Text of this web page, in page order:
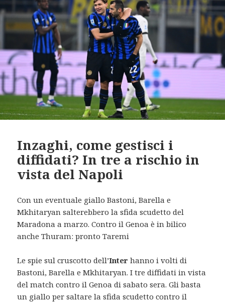
Inzaghi, come gestisci i
diffidati? In tre a rischio in
vista del Napoli
Con un eventuale giallo Bastoni, Barella e
Mkhitaryan salterebbero la sfida scudetto del
Maradona a marzo. Contro il Genoa è in bilico
anche Thuram: pronto Taremi
Le spie sul cruscotto dell’Inter hanno i volti di
Bastoni, Barella e Mkhitaryan. I tre diffidati in vista
del match contro il Genoa di sabato sera. Gli basta
un giallo per saltare la sfida scudetto contro il